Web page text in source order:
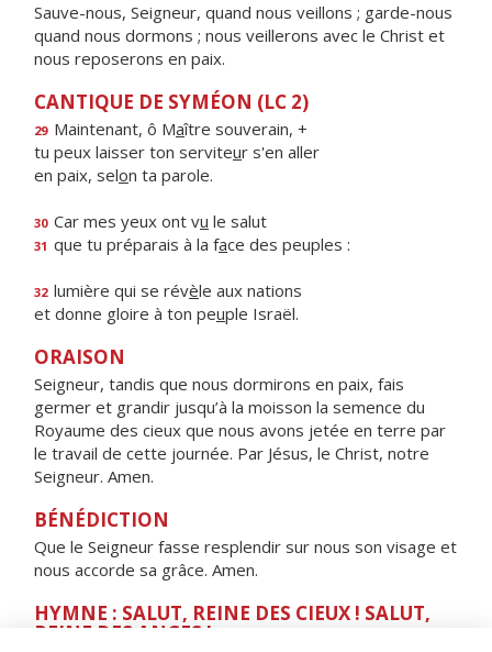
Sauve-nous, Seigneur, quand nous veillons ; garde-nous
quand nous dormons ; nous veillerons avec le Christ et
nous reposerons en paix.
CANTIQUE DE SYMÉON (LC 2)
29 Maintenant, ô Maître souverain, +
tu peux laisser ton serviteur s'en aller
en paix, selon ta parole.
30 Car mes yeux ont vu le salut
31 que tu préparais à la face des peuples :
32 lumière qui se révèle aux nations
et donne gloire à ton peuple Israël.
ORAISON
Seigneur, tandis que nous dormirons en paix, fais
germer et grandir jusqu’à la moisson la semence du
Royaume des cieux que nous avons jetée en terre par
le travail de cette journée. Par Jésus, le Christ, notre
Seigneur. Amen.
BÉNÉDICTION
Que le Seigneur fasse resplendir sur nous son visage et
nous accorde sa grâce. Amen.
HYMNE : SALUT, REINE DES CIEUX ! SALUT,
REINE DES ANGES !